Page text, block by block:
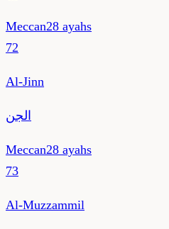
Meccan28 ayahs
72
Al-Jinn
الجن
Meccan28 ayahs
73
Al-Muzzammil